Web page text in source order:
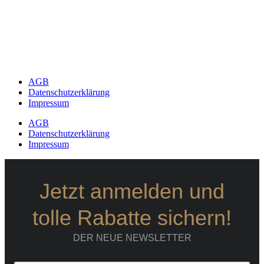
AGB
Datenschutzerklärung
Impressum
AGB
Datenschutzerklärung
Impressum
Jetzt anmelden und
tolle Rabatte sichern!
DER NEUE NEWSLETTER